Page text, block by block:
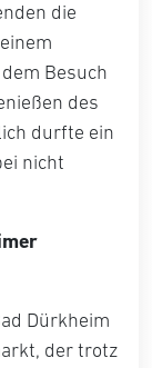
die
Besuch
des
durfte ein
nicht
Dürkheim
der trotz